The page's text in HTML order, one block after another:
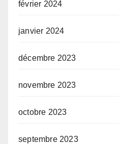
février 2024
janvier 2024
décembre 2023
novembre 2023
octobre 2023
septembre 2023